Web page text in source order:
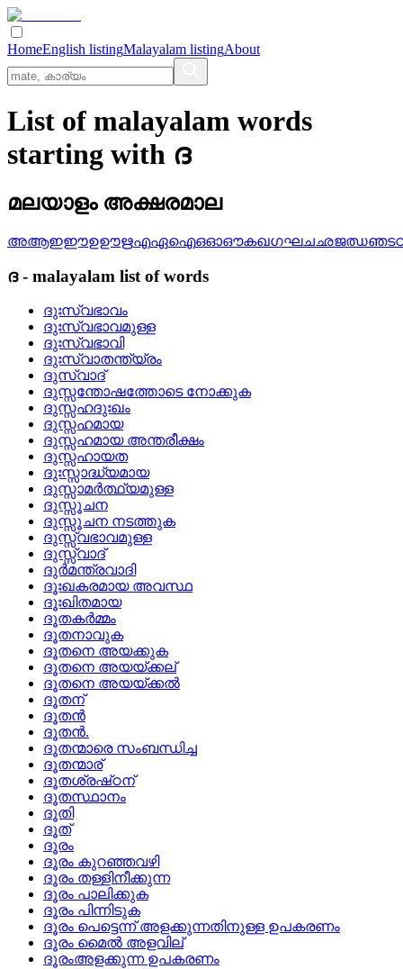
HomeEnglish listingMalayalam listingAbout
List of malayalam words
starting with ദ
മലയാളം അക്ഷരമാല
അആഇഈഉഊഋഎഏഐഒഓഔകഖഗഘചഛജഝഞട
ദ- malayalam list of words
ദുഃസ്വഭാവം
ദുഃസ്വഭാവമുള്ള
ദുഃസ്വഭാവി
ദുഃസ്വാതന്ത്യ്രം
ദുസ്വാദ്
ദുസ്സന്തോഷത്തോടെ നോക്കുക
ദുസ്സഹദുഃഖം
ദുസ്സഹമായ
ദുസ്സഹമായ അന്തരീക്ഷം
ദുസ്സഹായത
ദുഃസ്സാദ്ധ്യമായ
ദുസ്സാമര്‍ത്ഥ്യമുള്ള
ദുസ്സൂചന
ദുസ്സൂചന നടത്തുക
ദുസ്സ്വഭാവമുള്ള
ദുസ്സ്വാദ്
ദുർമന്ത്രവാദി
ദൂഃഖകരമായ അവസ്ഥ
ദൂഃഖിതമായ
ദൂതകര്‍മ്മം
ദൂതനാവുക
ദൂതനെ അയക്കുക
ദൂതനെ അയയ്ക്കല്
ദൂതനെ അയയ്ക്കല്‍
ദൂതന്
ദൂതന്‍
ദൂതന്‍.
ദൂതന്മാരെ സംബന്ധിച്ച
ദൂതന്മാര്
ദൂതശ്രഷ്‌ഠന്
ദൂതസ്ഥാനം
ദൂതി
ദൂത്
ദൂരം
ദൂരം കുറഞ്ഞവഴി
ദൂരം തള്ളിനീക്കുന്ന
ദൂരം പാലിക്കുക
ദൂരം പിന്നിടുക
ദൂരം പെട്ടെന്ന്‌ അളക്കുന്നതിനുള്ള ഉപകരണം
ദൂരം മൈല്‍ അളവില്
ദൂരംഅളക്കുന്ന ഉപകരണം